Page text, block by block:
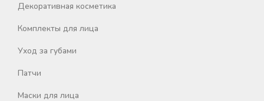
Декоративная косметика
Комплекты для лица
Уход за губами
Патчи
Маски для лица